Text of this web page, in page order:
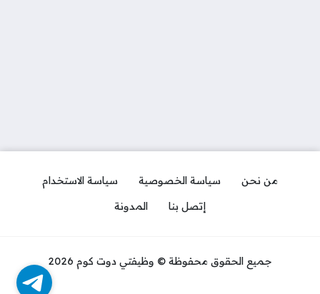
من نحن سياسة الخصوصية
سياسة الاستخدام
إتصل بنا
المدونة
جميع الحقوق محفوظة © وظيفتي دوت كوم 2026